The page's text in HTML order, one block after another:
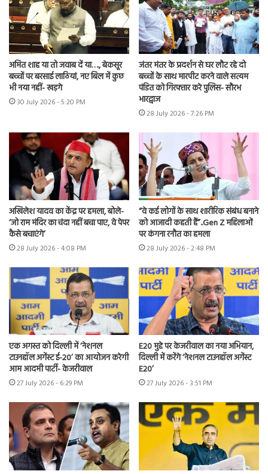
अमित शाह या तो जवाब दें या…., बेकसूर
बच्चों पर बरसाई लाठियां, नए बिल में कुछ
भी नया नहीं- खड़गे
30 July 2026 - 5:20 PM
जंतर मंतर के प्रदर्शन से घर लौट रहे दो
बच्चों के साथ मारपीट करने वाले सत्यम
पंडित को गिरफ्तार करे पुलिस- सौरभ
भारद्वाज
28 July 2026 - 7:26 PM
अखिलेश यादव का केंद्र पर हमला, बोले-
‘जो राम मंदिर का चंदा नहीं बचा पाए, वे पेपर
कैसे बचाएंगे’
28 July 2026 - 4:08 PM
“वे कई लोगों के साथ शारीरिक संबंध बनाने
को आजादी कहती हैं”..Gen Z महिलाओं
पर कंगना रनौत का हमला
28 July 2026 - 2:48 PM
एक अगस्त को दिल्ली में ‘नेशनल
टाउनहॉल अगेंस्ट ई-20’ का आयोजन करेगी
आम आदमी पार्टी- केजरीवाल
27 July 2026 - 6:29 PM
E20 मुद्दे पर केजरीवाल का नया अभियान,
दिल्ली में करेंगे ‘नेशनल टाउनहॉल अगेंस्ट
E20’
27 July 2026 - 3:51 PM